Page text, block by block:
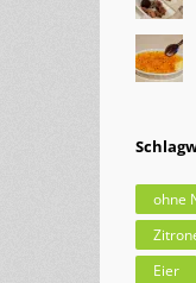
ohne
Eier